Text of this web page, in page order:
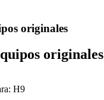
originales
originales
H9